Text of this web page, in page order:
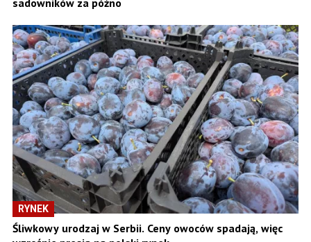
RYNEK
Śliwkowy urodzaj w Serbii. Ceny owoców spadają, więc